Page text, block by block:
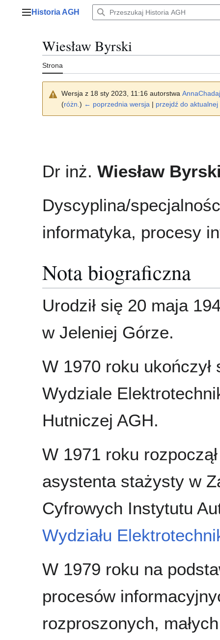
Menu główne
Historia AGH
Wiesław Byrski
Strona
Wersja z 18 sty 2023, 11:16 autorstwa AnnaChadaj
(różn. ) ← poprzednia wersja | przejdź do aktualnej
Dr inż. Wiesław
Dyscyplina/
informatyka, procesy
Nota biograficzna
Urodził się 20 maja
w Jeleniej Górze.
W 1970 roku ukończył
Wydziale
Hutniczej AGH.
W 1971 roku
asystenta stażysty w
Cyfrowych Instytutu
Wydziału
W 1979 roku na
procesów
rozproszonych,